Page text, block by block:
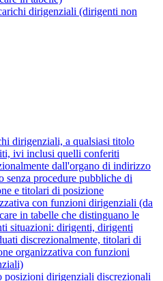
dirigenziali (dirigenti non
dirigenziali, a qualsiasi titolo
ivi inclusi quelli conferiti
dall'organo di indirizzo
senza procedure pubbliche di
e titolari di posizione
con funzioni dirigenziali (da
in tabelle che distinguano le
situazioni: dirigenti, dirigenti
discrezionalmente, titolari di
organizzativa con funzioni
posizioni dirigenziali discrezionali